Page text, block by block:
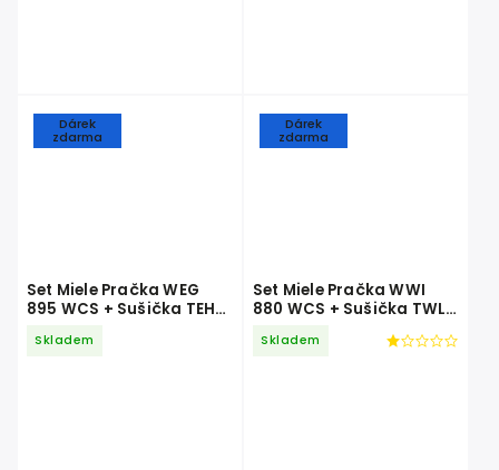
Dárek
zdarma
Set Miele Pračka WEG
895 WCS + Sušička TEH
Skladem
Dárek
zdarma
Set Miele Pračka WWI
880 WCS + Sušička TWL
Skladem